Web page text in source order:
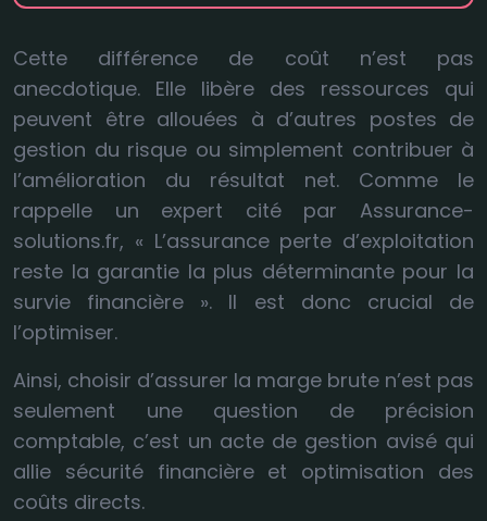
Cette différence de coût n’est pas
anecdotique. Elle libère des ressources qui
peuvent être allouées à d’autres postes de
gestion du risque ou simplement contribuer à
l’amélioration du résultat net. Comme le
rappelle un expert cité par Assurance-
solutions.fr, « L’assurance perte d’exploitation
reste la garantie la plus déterminante pour la
survie financière ». Il est donc crucial de
l’optimiser.
Ainsi, choisir d’assurer la marge brute n’est pas
seulement une question de précision
comptable, c’est un acte de gestion avisé qui
allie sécurité financière et optimisation des
coûts directs.